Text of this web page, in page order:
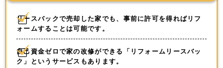
リースバックで売却した家でも、事前に許可を得ればリフ
ォームすることは可能です。
自己資金ゼロで家の改修ができる「リフォームリースバッ
ク」というサービスもあります。